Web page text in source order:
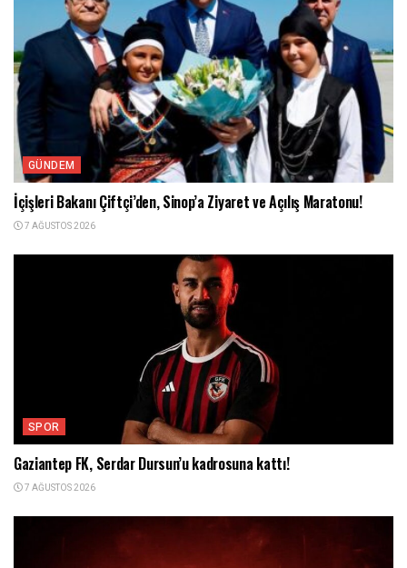
GÜNDEM
İçişleri Bakanı Çiftçi’den, Sinop’a Ziyaret ve Açılış Maratonu!
7 AĞUSTOS 2026
SPOR
Gaziantep FK, Serdar Dursun’u kadrosuna kattı!
7 AĞUSTOS 2026